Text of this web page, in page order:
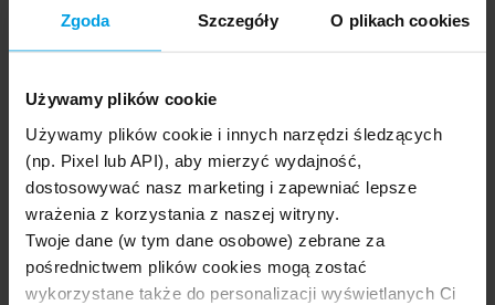
Zgoda Szczegóły O plikach cookies
Używamy plików cookie
Używamy plików cookie i innych narzędzi śledzących
(np. Pixel lub API), aby mierzyć wydajność,
dostosowywać nasz marketing i zapewniać lepsze
wrażenia z korzystania z naszej witryny.
Twoje dane (w tym dane osobowe) zebrane za
pośrednictwem plików cookies mogą zostać
wykorzystane także do personalizacji wyświetlanych Ci
art. 28 ust. 1,
po nabyciu pojazdu.
Jeśli dotyczy Cię, któraś z powyższych sytuacji, powinieneś
pobrać specjalny wzór wypowiedzenia umowy w Gefion
Insurance, który dostępny jest w serwisie internetowym firmy
Polins Sp. z o. o.. Wypełniony i podpisany dokument należy
następnie przesłać pocztą do siedziby polskiego
przedstawiciela towarzystwa:
ul. Gabriela Narutowicza 18
99-320 Żychlin, Polska